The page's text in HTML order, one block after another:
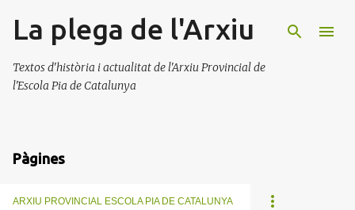
Salta al contingut principal
La plega de l'Arxiu
Textos d'història i actualitat de l'Arxiu Provincial de
l'Escola Pia de Catalunya
Pàgines
ARXIU PROVINCIAL ESCOLA PIA DE CATALUNYA